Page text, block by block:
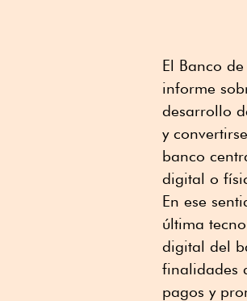
El Banco
informe
desarrollo
y
banco
digital o
En ese
última
digital del
finalidades
pagos y